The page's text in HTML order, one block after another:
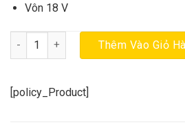
Vôn 18 V
Máy mài góc dùng pin Dewalt
Thêm Vào Giỏ
[policy_Product]